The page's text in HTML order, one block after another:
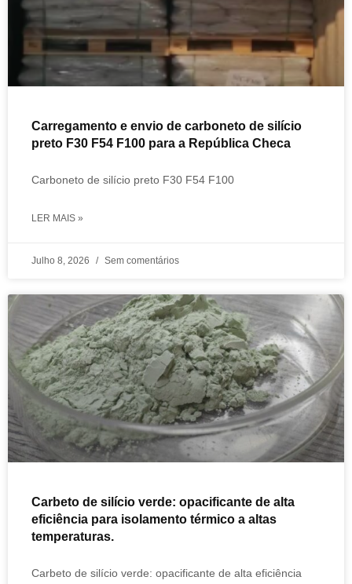
Carregamento e envio de carboneto de silício
preto F30 F54 F100 para a República Checa
Carboneto de silício preto F30 F54 F100
LER MAIS »
Julho 8, 2026 Sem comentários
Carbeto de silício verde: opacificante de alta
eficiência para isolamento térmico a altas
temperaturas.
Carbeto de silício verde: opacificante de alta eficiência